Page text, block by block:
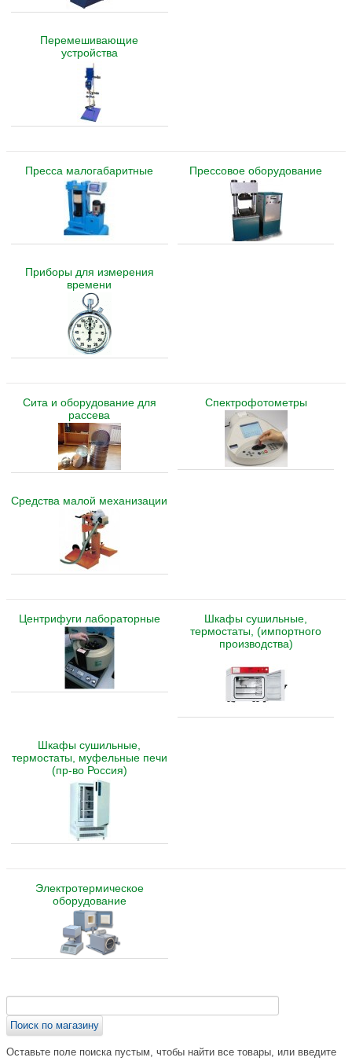
Перемешивающие
устройства
Пресса малогабаритные Прессовое оборудование
Приборы для измерения
времени
Сита и оборудование для
рассева
Спектрофотометры
Средства малой механизации
Центрифуги лабораторные
Шкафы сушильные,
термостаты, (импортного
производства)
Шкафы сушильные,
термостаты, муфельные печи
(пр-во Россия)
Электротермическое
оборудование
Оставьте поле поиска пустым, чтобы найти все товары, или введите